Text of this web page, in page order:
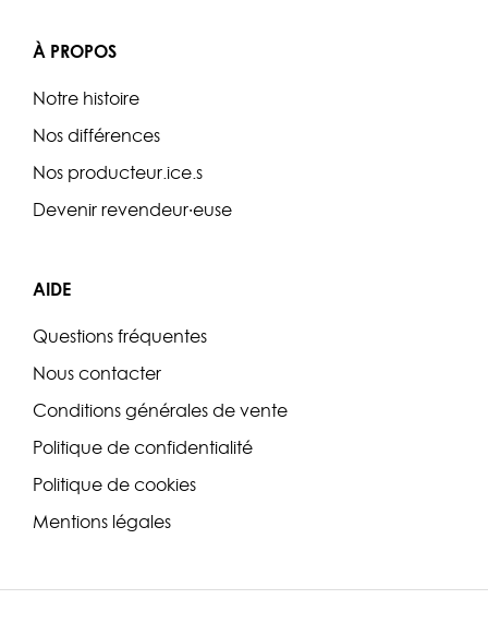
À PROPOS
Notre histoire
Nos différences
Nos producteur.ice.s
Devenir revendeur·euse
AIDE
Questions fréquentes
Nous contacter
Conditions générales de vente
Politique de confidentialité
Politique de cookies
Mentions légales